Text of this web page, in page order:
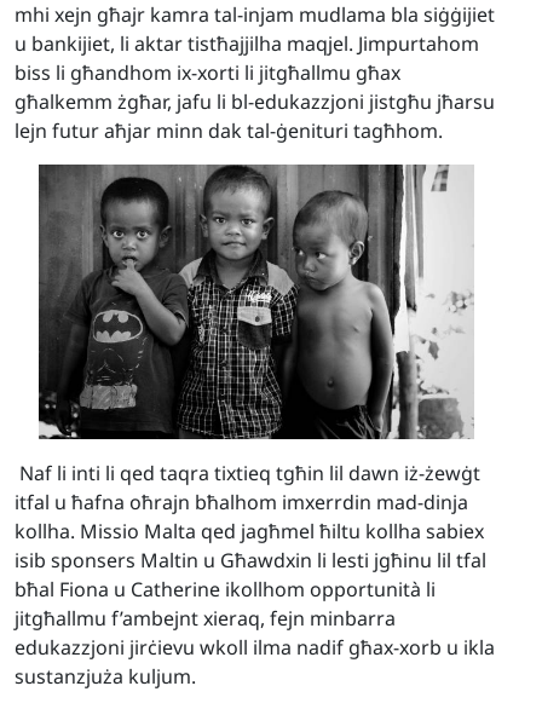
mhi xejn għajr kamra tal-injam mudlama bla siġġijiet
u bankijiet, li aktar tistħajjilha maqjel. Jimpurtahom
biss li għandhom ix-xorti li jitgħallmu għax
għalkemm żgħar, jafu li bl-edukazzjoni jistgħu jħarsu
lejn futur aħjar minn dak tal-ġenituri tagħhom.
Naf li inti li qed taqra tixtieq tgħin lil dawn iż-żewġt
itfal u ħafna oħrajn bħalhom imxerrdin mad-dinja
kollha. Missio Malta qed jagħmel ħiltu kollha sabiex
isib sponsers Maltin u Għawdxin li lesti jgħinu lil tfal
bħal Fiona u Catherine ikollhom opportunità li
jitgħallmu f’ambejnt xieraq, fejn minbarra
edukazzjoni jirċievu wkoll ilma nadif għax-xorb u ikla
sustanzjuża kuljum.